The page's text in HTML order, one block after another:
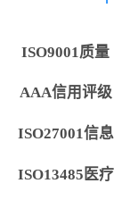
ISO9001质量
AAA信用评级
ISO27001信息
ISO13485医疗